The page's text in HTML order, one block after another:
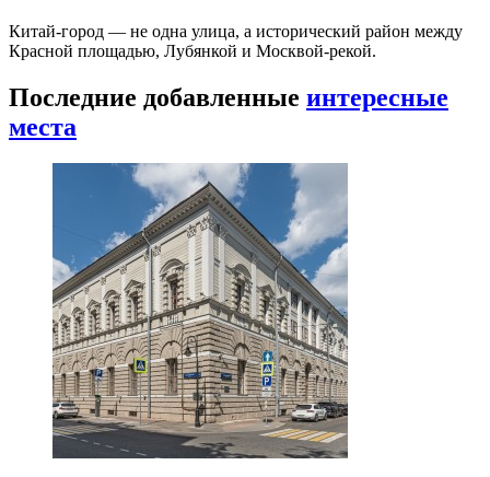
Китай-город — не одна улица, а исторический район между
Красной площадью, Лубянкой и Москвой-рекой.
Последние добавленные интересные
места